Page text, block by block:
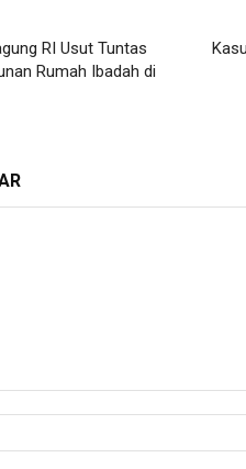
RI Usut Tuntas
Rumah Ibadah di